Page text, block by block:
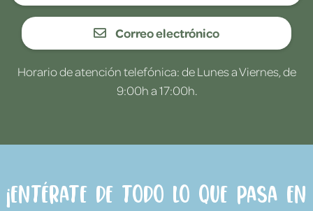
Correo electrónico
Horario de atención telefónica: de Lunes a Viernes, de
9:00h a 17:00h.
¡Entérate de todo lo que pasa en